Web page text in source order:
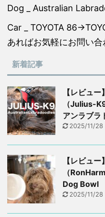
Dog _ Australian
Car _ TOYOTA
あればお気軽にお問い
新着記事
【レビュ
（Julius-
アンラブラ
2025/11/28
【レビュ
（
Dog Bowl
2025/11/28